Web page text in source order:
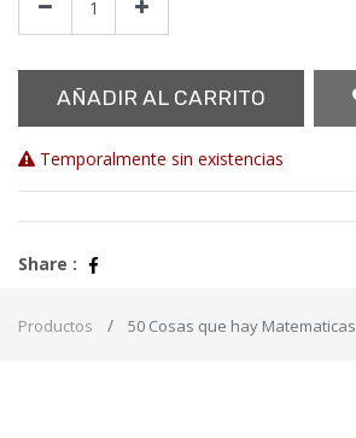
AÑADIR AL CARRITO
Temporalmente sin existencias
Share :
Productos 50 Cosas que hay Matematicas